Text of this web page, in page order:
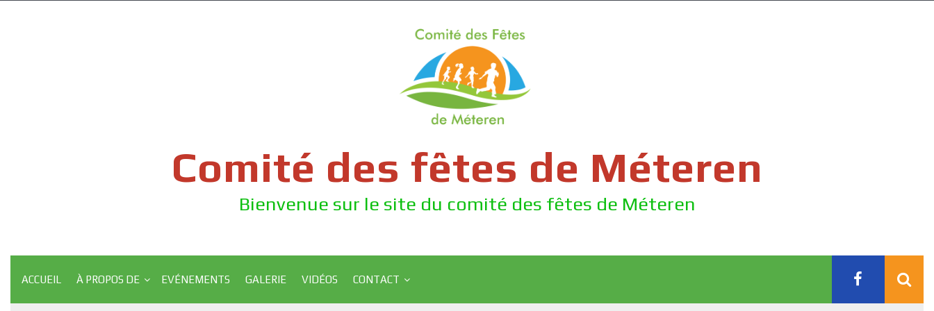
Comité des fêtes de Méteren
Bienvenue sur le site du comité des fêtes de Méteren
ACCUEIL À PROPOS DE EVÉNEMENTS GALERIE VIDÉOS CONTACT